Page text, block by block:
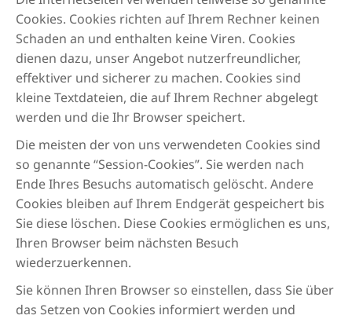
Cookies. Cookies richten auf Ihrem Rechner keinen
Schaden an und enthalten keine Viren. Cookies
dienen dazu, unser Angebot nutzerfreundlicher,
effektiver und sicherer zu machen. Cookies sind
kleine Textdateien, die auf Ihrem Rechner abgelegt
werden und die Ihr Browser speichert.
Die meisten der von uns verwendeten Cookies sind
so genannte “Session-Cookies”. Sie werden nach
Ende Ihres Besuchs automatisch gelöscht. Andere
Cookies bleiben auf Ihrem Endgerät gespeichert bis
Sie diese löschen. Diese Cookies ermöglichen es uns,
Ihren Browser beim nächsten Besuch
wiederzuerkennen.
Sie können Ihren Browser so einstellen, dass Sie über
das Setzen von Cookies informiert werden und